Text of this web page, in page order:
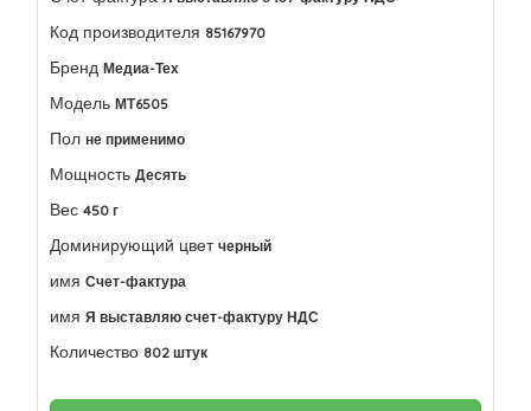
Код производителя 85167970
Бренд Медиа-Тех
Модель МТ6505
Пол не применимо
Мощность Десять
Вес 450 г
Доминирующий цвет черный
имя Счет-фактура
имя Я выставляю счет-фактуру НДС
Количество 802 штук